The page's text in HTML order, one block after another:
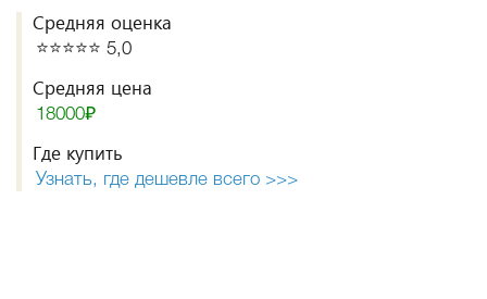
Средняя оценка
⭐️⭐️⭐️⭐️⭐️ 5,0
Средняя цена
18000₽
Где купить
Узнать, где дешевле всего >>>